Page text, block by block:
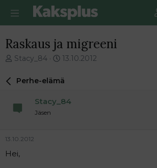
Raskaus ja migreeni
V
e
i
t
u
Stacy_84
E
s
m
13.10.2012
Perhe-elämä
Stacy_84
Jäsen
13.10.2012
Hei,